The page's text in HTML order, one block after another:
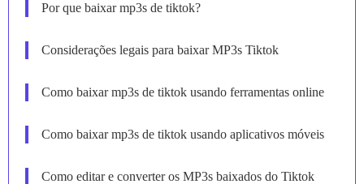
Por que baixar mp3s de tiktok?
Considerações legais para baixar MP3s Tiktok
Como baixar mp3s de tiktok usando ferramentas online
Como baixar mp3s de tiktok usando aplicativos móveis
Como editar e converter os MP3s baixados do Tiktok